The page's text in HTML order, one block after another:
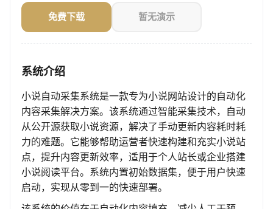
免费下载 暂无演示
系统介绍
小说自动采集系统是一款专为小说网站设计的自动化
内容采集解决方案。该系统通过智能采集技术，自动
从公开源获取小说资源，解决了手动更新内容耗时耗
力的难题。它能够帮助运营者快速构建和充实小说站
点，提升内容更新效率，适用于个人站长或企业搭建
小说阅读平台。系统内置初始数据集，便于用户快速
启动，实现从零到一的快速部署。